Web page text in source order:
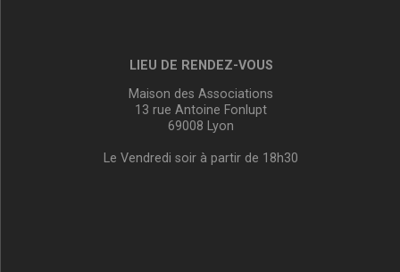
LIEU DE RENDEZ-VOUS
Maison des Associations
13 rue Antoine Fonlupt
69008 Lyon
Le Vendredi soir à partir de 18h30